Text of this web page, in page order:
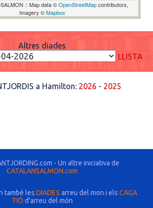
:: Map data ©OpenStreetMapcontributors,
Imagery ©Mapbox
Altres diades
LLISTA
a Hamilton: 2026 - 2025
- Un altre iniciativa de
CATALANSALMON.com
també les DIADES arreu del mon i els CAGA
TIÓ d'arreu del món